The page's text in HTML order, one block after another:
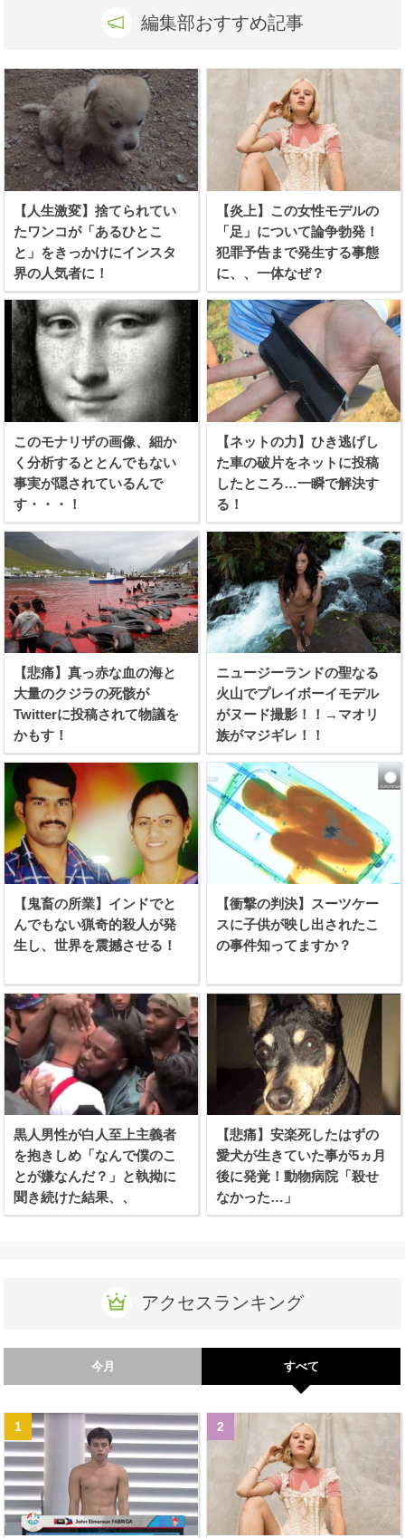
編集部おすすめ記事
【人生激変】捨てられてい
たワンコが「あるひとこ
と」をきっかけにインスタ
界の人気者に！
【炎上】この女性モデルの
「足」について論争勃発！
犯罪予告まで発生する事態
に、、一体なぜ？
このモナリザの画像、細か
く分析するととんでもない
事実が隠されているんで
す・・・！
【ネットの力】ひき逃げし
た車の破片をネットに投稿
したところ…一瞬で解決す
る！
【悲痛】真っ赤な血の海と
大量のクジラの死骸が
Twitterに投稿されて物議を
かもす！
ニュージーランドの聖なる
火山でプレイボーイモデル
がヌード撮影！！→マオリ
族がマジギレ！！
【鬼畜の所業】インドでと
んでもない猟奇的殺人が発
生し、世界を震撼させる！
【衝撃の判決】スーツケー
スに子供が映し出されたこ
の事件知ってますか？
黒人男性が白人至上主義者
を抱きしめ「なんで僕のこ
とが嫌なんだ？」と執拗に
聞き続けた結果、、
【悲痛】安楽死したはずの
愛犬が生きていた事が5ヵ月
後に発覚！動物病院「殺せ
なかった…」
アクセスランキング
今月 すべて